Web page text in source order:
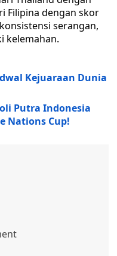
Filipina dengan skor
serangan,
kelemahan.
Kejuaraan Dunia
Putra Indonesia
Nations Cup!